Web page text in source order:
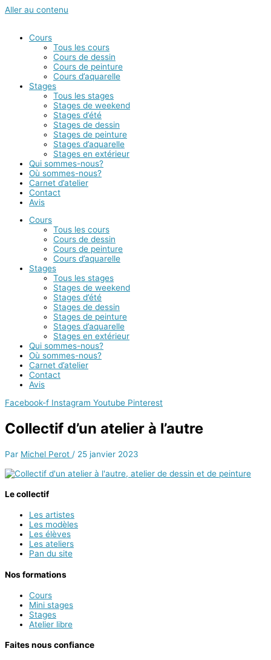
Aller au contenu
Cours
Tous les cours
Cours de dessin
Cours de peinture
Cours d’aquarelle
Stages
Tous les stages
Stages de weekend
Stages d’été
Stages de dessin
Stages de peinture
Stages d’aquarelle
Stages en extérieur
Qui sommes-nous?
Où sommes-nous?
Carnet d’atelier
Contact
Avis
Cours
Tous les cours
Cours de dessin
Cours de peinture
Cours d’aquarelle
Stages
Tous les stages
Stages de weekend
Stages d’été
Stages de dessin
Stages de peinture
Stages d’aquarelle
Stages en extérieur
Qui sommes-nous?
Où sommes-nous?
Carnet d’atelier
Contact
Avis
Facebook-f Instagram Youtube Pinterest
Collectif d’un atelier à l’autre
Par Michel Perot / 25 janvier 2023
Le collectif
Les artistes
Les modèles
Les élèves
Les ateliers
Pan du site
Nos formations
Cours
Mini stages
Stages
Atelier libre
Faites nous confiance